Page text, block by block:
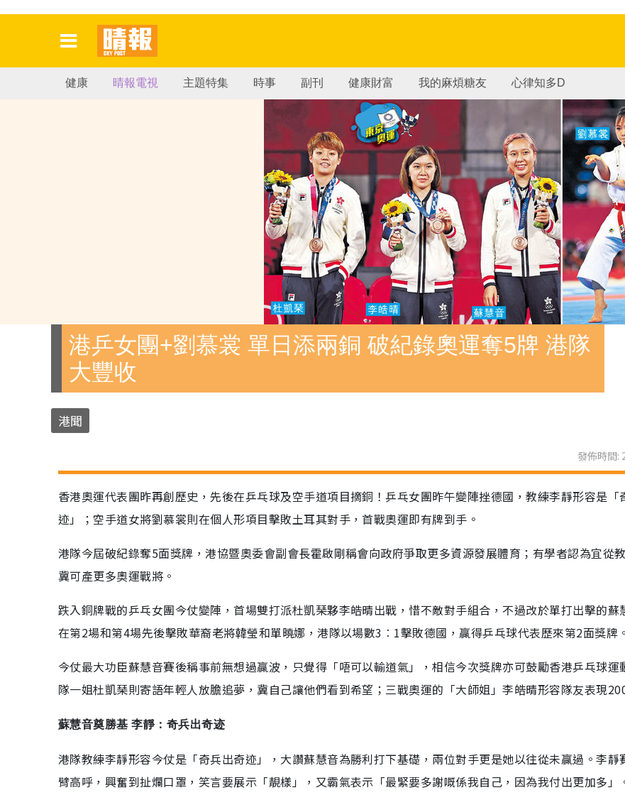
健康 晴報電視 主題特集 時事 副刊 健康財富 我的麻煩糖友 心律知多D
港乒女團+劉慕裳 單日添兩銅 破紀錄奧運奪5牌 港隊
大豐收
港聞
發佈時間:
香港奧運代表團昨再創歷史，先後在乒乓球及空手道項目摘銅！乒乓女團昨午變陣挫德國，教練李靜形容是「
迹」；空手道女將劉慕裳則在個人形項目擊敗土耳其對手，首戰奧運即有牌到手。
港隊今屆破紀錄奪5面獎牌，港協暨奧委會副會長霍啟剛稱會向政府爭取更多資源發展體育；有學者認為宜從
冀可產更多奧運戰將。
跌入銅牌戰的乒乓女團今仗變陣，首場雙打派杜凱琹夥李皓晴出戰，惜不敵對手組合，不過改於單打出擊的蘇
在第2場和第4場先後擊敗華裔老將韓瑩和單曉娜，港隊以場數3︰1擊敗德國，贏得乒乓球代表歷來第2面獎牌。
今仗最大功臣蘇慧音賽後稱事前無想過贏波，只覺得「唔可以輸道氣」，相信今次獎牌亦可鼓勵香港乒乓球運
隊一姐杜凱琹則寄語年輕人放膽追夢，冀自己讓他們看到希望；三戰奧運的「大師姐」李皓晴形容隊友表現
蘇慧音奠勝基 李靜：奇兵出奇迹
港隊教練李靜形容今仗是「奇兵出奇迹」，大讚蘇慧音為勝利打下基礎，兩位對手更是她以往從未贏過。李靜
臂高呼，興奮到扯爛口罩，笑言要展示「靚樣」，又霸氣表示「最緊要多謝嘅係我自己，因為我付出更加多」